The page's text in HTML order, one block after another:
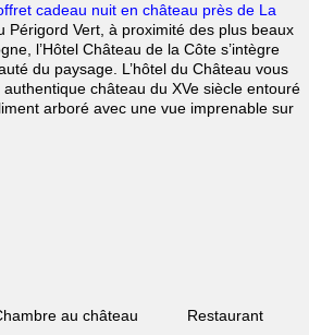
cadeau nuit en château près de La
Périgord Vert, à proximité des plus beaux
l’Hôtel Château de la Côte s’intègre
du paysage. L’hôtel du Château vous
château du XVe siècle entouré
arboré avec une vue imprenable sur
au château Restaurant